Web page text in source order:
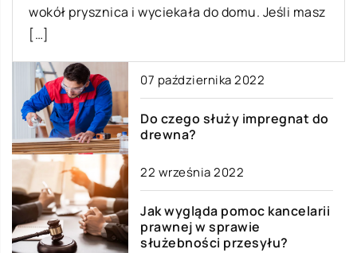
wokół prysznica i wyciekała do domu. Jeśli masz
[…]
07 października 2022
Do czego służy impregnat do
drewna?
22 września 2022
Jak wygląda pomoc kancelarii
prawnej w sprawie
służebności przesyłu?